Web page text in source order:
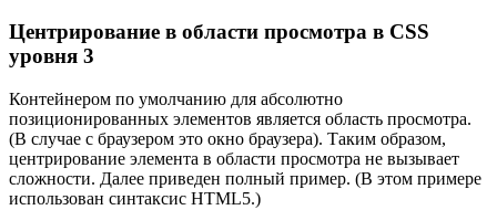
Центрирование в области просмотра в CSS
уровня 3
Контейнером по умолчанию для абсолютно
позиционированных элементов является область просмотра.
(В случае c браузером это окно браузера). Таким образом,
центрирование элемента в области просмотра не вызывает
сложности. Далее приведен полный пример. (В этом примере
использован синтаксис HTML5.)